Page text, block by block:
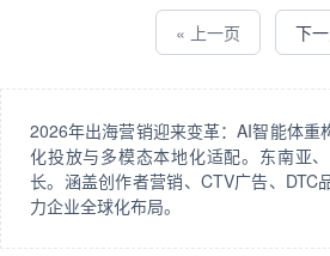
« 上一页 下
2026年出海营销迎来变革：AI智能体重
化投放与多模态本地化适配。东南亚
长。涵盖创作者营销、CTV广告、DTC
力企业全球化布局。